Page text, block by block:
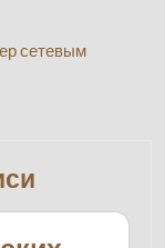
сетевым